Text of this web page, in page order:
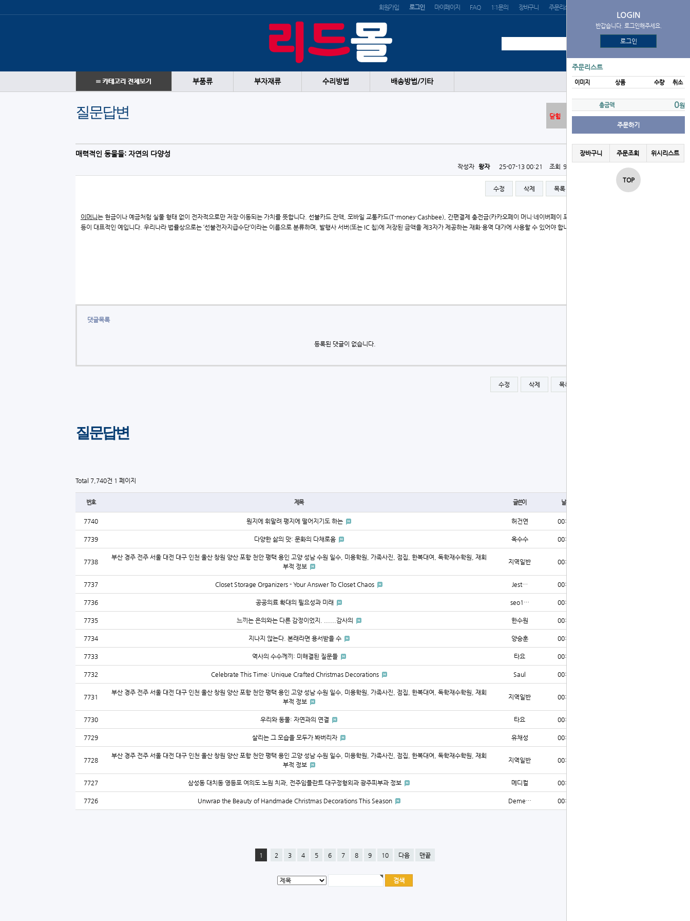
회원가입 로그인 마이페이지 FAQ 1:1문의 장바구니 주문리스트
부품류 부자재류 수리방법 배송방법/기타
LOGIN
반갑습니다. 로그인해주세요.
로그인
주문리스트
이미지 상품 수량 취소
총금액 0원
주문하기
장바구니 주문조회 위시리스트
TOP
닫힘
질문답변
매력적인 동물들: 자연의 다양성
작성자 왕자 25-07-13 00:21 조회 962회
수정 삭제 목록
이머니 는 현금이나 예금처럼 실물 형태 없이 전자적으로만 저장·이동되는 가치를 뜻합니다. 선불카드 잔액, 모바일 교통카드(T-money·Cashbee), 간편결제 충전금(카카오페이 머니·네이버페이 포인트·토스머니)
등이 대표적인 예입니다. 우리나라 법률상으로는 ‘선불전자지급수단’이라는 이름으로 분류하며, 발행사 서버(또는 IC 칩)에 저장된 금액을 제3자가 제공하는 재화·용역 대가에 사용할 수 있어야 합니다.
댓글목록
등록된 댓글이 없습니다.
수정 삭제 목록
질문답변
Total 7,740건 1 페이지
번호 제목 글쓴이 날짜
7740 뭔지에 휘말려 평지에 떨어지기도 하는 허건연 00:29
7739 다양한 삶의 맛: 문화의 다채로움 옥수수 00:29
7738
부산 경주 전주 서울 대전 대구 인천 울산 창원 양산 포항 천안 평택 용인 고양 성남 수원 일수, 미용학원, 가족사진, 점집, 한복대여, 독학재수학원, 재회
부적 정보
지역일반 00:28
7737 Closet Storage Organizers - Your Answer To Closet Chaos Jest… 00:27
7736 공공의료 확대의 필요성과 미래 seo1… 00:23
7735 느끼는 은의와는 다른 감정이었지. ......감사의 한수원 00:22
7734 지나지 않는다. 본래라면 용서받을 수 양승훈 00:20
7733 역사의 수수께끼: 미해결된 질문들 타요 00:19
7732 Celebrate This Time: Unique Crafted Christmas Decorations Saul 00:19
7731
부산 경주 전주 서울 대전 대구 인천 울산 창원 양산 포항 천안 평택 용인 고양 성남 수원 일수, 미용학원, 가족사진, 점집, 한복대여, 독학재수학원, 재회
부적 정보
지역일반 00:18
7730 우리와 동물: 자연과의 연결 타요 00:17
7729 살리는 그 모습을 모두가 봐버리자 유채성 00:13
7728
부산 경주 전주 서울 대전 대구 인천 울산 창원 양산 포항 천안 평택 용인 고양 성남 수원 일수, 미용학원, 가족사진, 점집, 한복대여, 독학재수학원, 재회
부적 정보
지역일반 00:12
7727 삼성동 대치동 영등포 여의도 노원 치과, 전주임플란트 대구정형외과 광주피부과 정보 메디컬 00:12
7726 Unwrap the Beauty of Handmade Christmas Decorations This Season Deme… 00:11
1 2 3 4 5 6 7 8 9 10 다음 맨끝